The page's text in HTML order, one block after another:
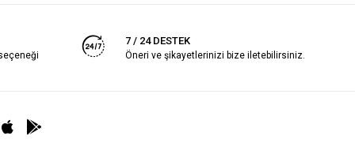
7 / 24 DESTEK
Öneri ve şikayetlerinizi bize iletebilirsiniz.